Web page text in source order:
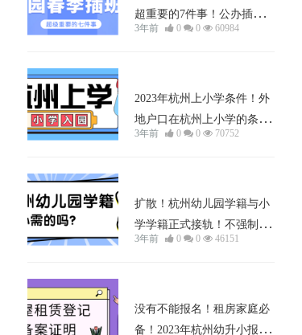
超重要的7件事！公办插班
学位有限！
3年前 0 0 60984
2023年杭州上小学条件！外
地户口在杭州上小学的条件
和方法！附：办理时间、办
3年前 0 0 70752
扩散！杭州幼儿园学籍与小
学学籍正式接轨！不强制办
理！但会影响这些......
3年前 0 0 46151
没有不能报名！租房家庭必
备！2023年杭州幼升小报名